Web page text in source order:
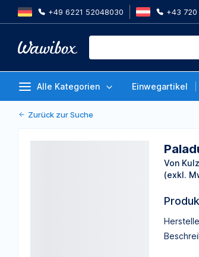
+49 6221 52048030 +43 720
Alle Kategorien Einwegartikel
Von Kulzer
Zurück zur Suche
Von
(exkl.